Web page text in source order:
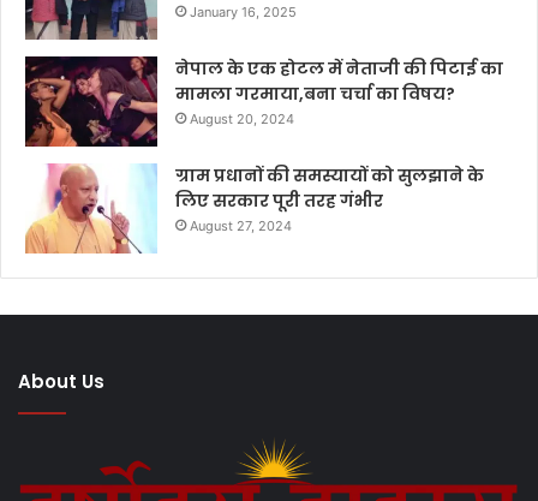
January 16, 2025
नेपाल के एक होटल में नेताजी की पिटाई का
मामला गरमाया,बना चर्चा का विषय?
August 20, 2024
ग्राम प्रधानों की समस्यायों को सुलझाने के
लिए सरकार पूरी तरह गंभीर
August 27, 2024
About Us